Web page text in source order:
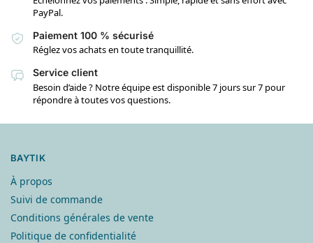
PayPal.
Paiement 100 % sécurisé
Réglez vos achats en toute tranquillité.
Service client
Besoin d’aide ? Notre équipe est disponible 7 jours sur 7 pour
répondre à toutes vos questions.
BAYTIK
À propos
Suivi de commande
Conditions générales de vente
Politique de confidentialité